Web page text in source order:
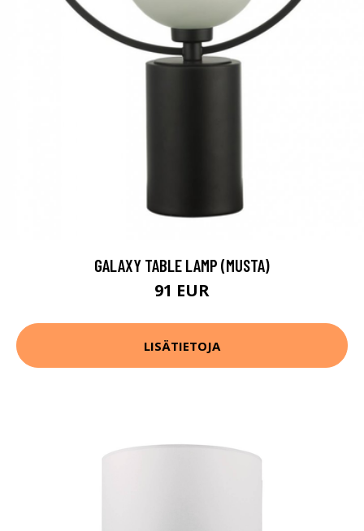
GALAXY TABLE LAMP (MUSTA)
91 EUR
LISÄTIETOJA